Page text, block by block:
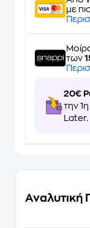
με
των
20€
την
Later.
Αναλυτική